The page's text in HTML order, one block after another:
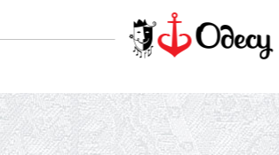
18.05.2026
Шукаємо інженерів і техніків